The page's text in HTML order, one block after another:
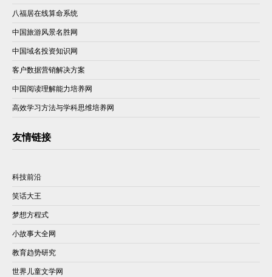
八福居在线算命系统
中国旅游风景名胜网
中国域名投资知识网
客户数据营销解决方案
中国阅读理解能力培养网
高效学习方法与学科思维培养网
友情链接
科技前沿
笑话大王
梦想方程式
小故事大全网
教育趋势研究
世界儿童文学网